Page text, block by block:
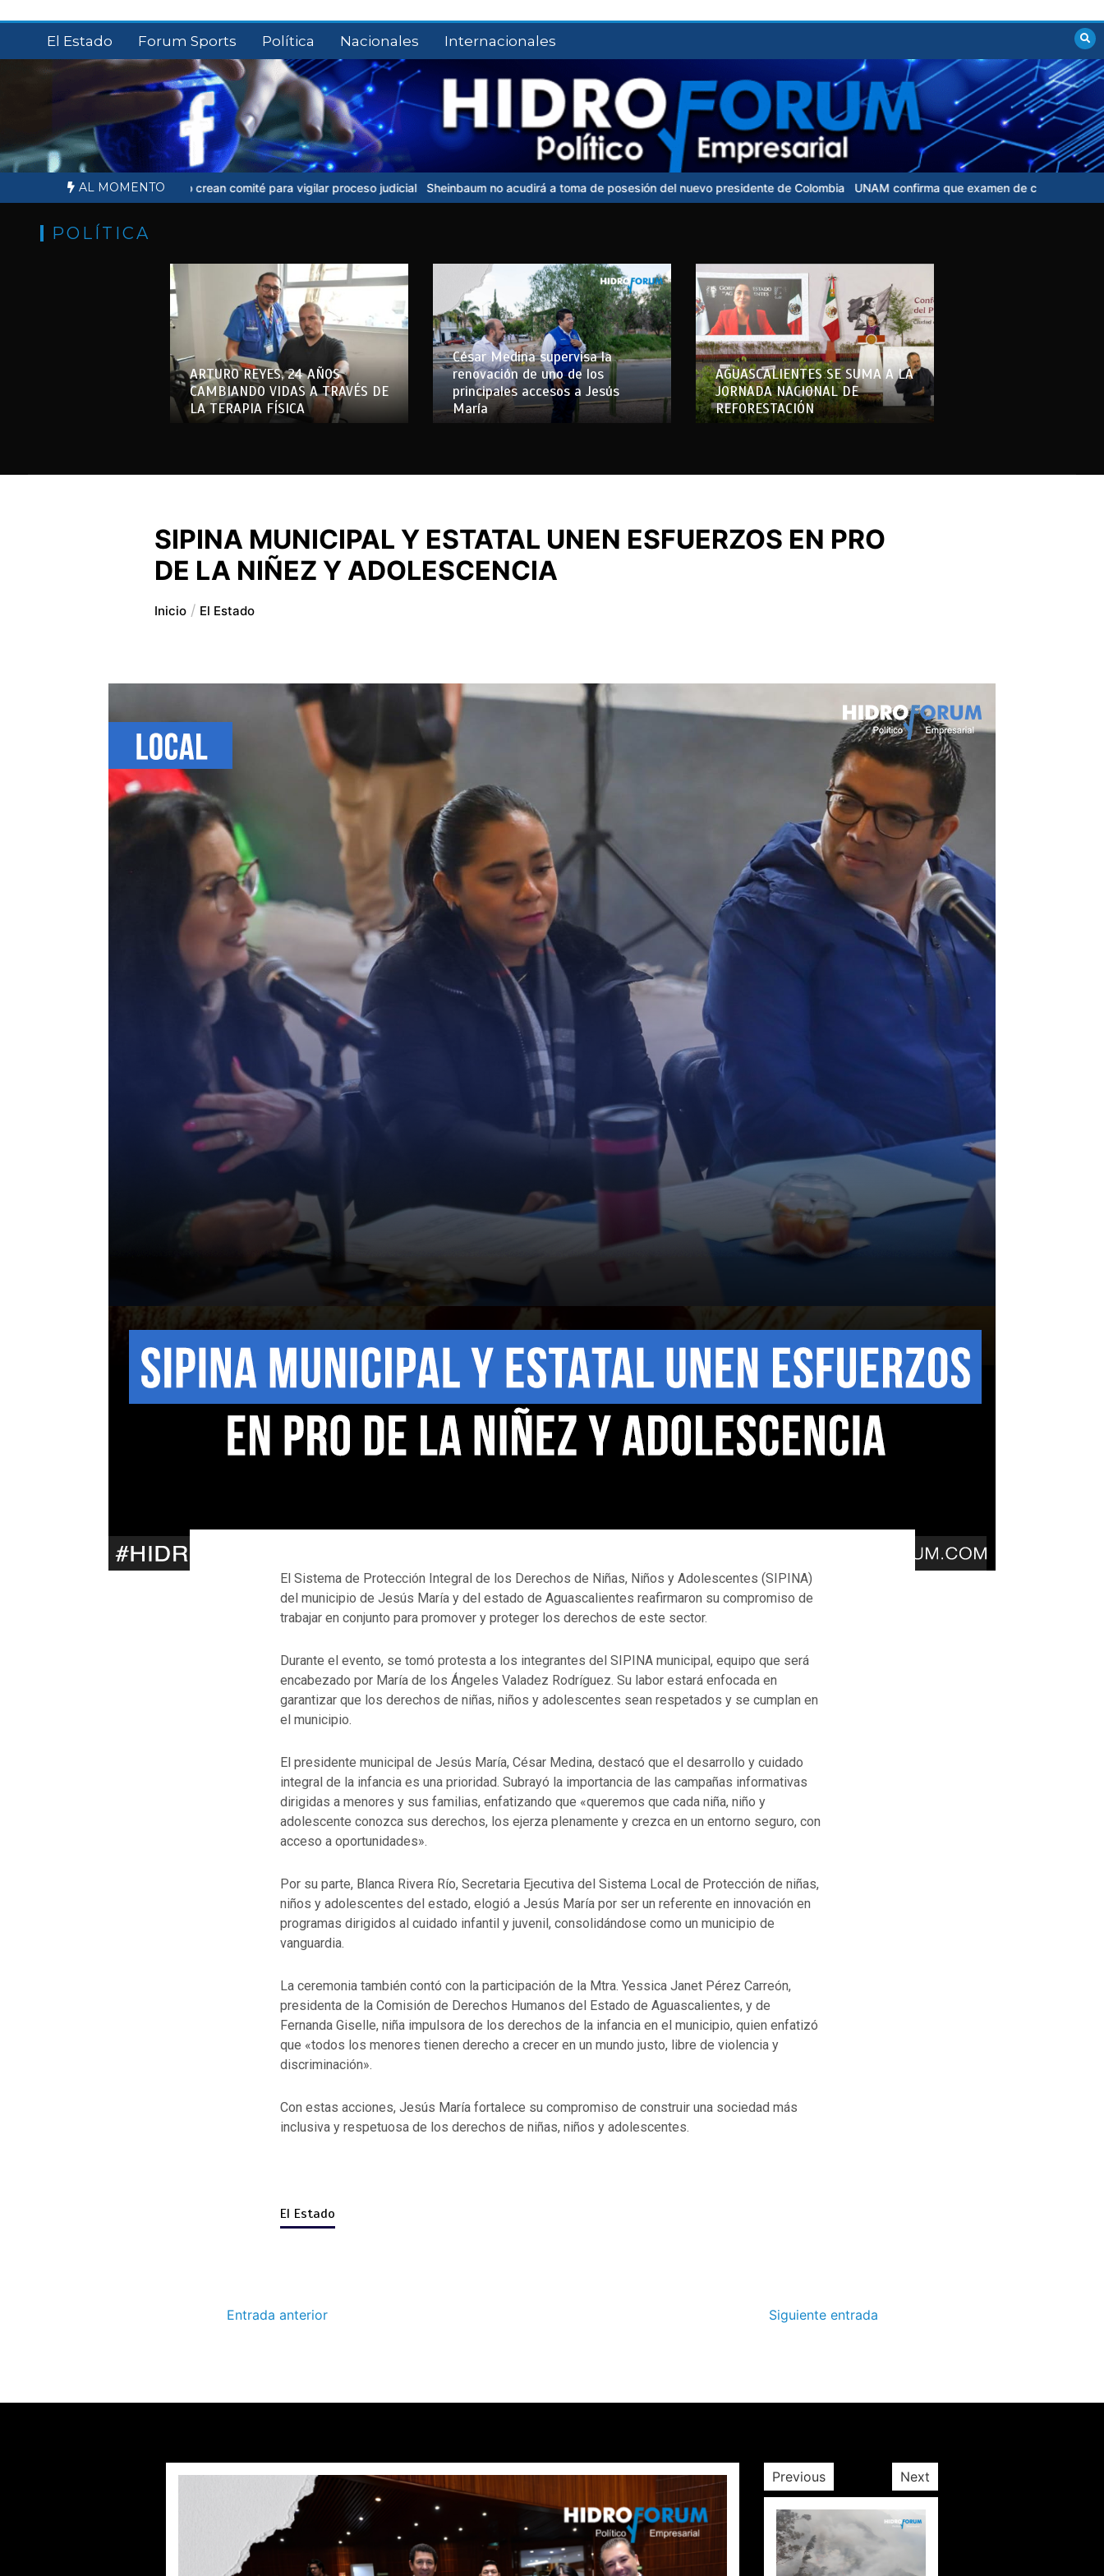
contenidoEl Estado Forum Sports Política Nacionales Internacionales
AL MOMENTO
Ruffo crean comité para vigilar proceso judicial Sheinbaum no acudirá a toma de posesión del nuevo presidente de Colombia UNAM confirma que examen de control para aspirantes no tendrá
POLÍTICA
ARTURO REYES, 24 AÑOS
CAMBIANDO VIDAS A TRAVÉS DE
LA TERAPIA FÍSICA
César Medina supervisa la
renovación de uno de los
principales accesos a Jesús
María
AGUASCALIENTES SE SUMA A LA
JORNADA NACIONAL DE
REFORESTACIÓN
SIPINA MUNICIPAL Y ESTATAL UNEN ESFUERZOS EN PRO
DE LA NIÑEZ Y ADOLESCENCIA
Inicio El Estado
El Sistema de Protección Integral de los Derechos de Niñas, Niños y Adolescentes (SIPINA)
del municipio de Jesús María y del estado de Aguascalientes reafirmaron su compromiso de
trabajar en conjunto para promover y proteger los derechos de este sector.
Durante el evento, se tomó protesta a los integrantes del SIPINA municipal, equipo que será
encabezado por María de los Ángeles Valadez Rodríguez. Su labor estará enfocada en
garantizar que los derechos de niñas, niños y adolescentes sean respetados y se cumplan en
el municipio.
El presidente municipal de Jesús María, César Medina, destacó que el desarrollo y cuidado
integral de la infancia es una prioridad. Subrayó la importancia de las campañas informativas
dirigidas a menores y sus familias, enfatizando que «queremos que cada niña, niño y
adolescente conozca sus derechos, los ejerza plenamente y crezca en un entorno seguro, con
acceso a oportunidades».
Por su parte, Blanca Rivera Río, Secretaria Ejecutiva del Sistema Local de Protección de niñas,
niños y adolescentes del estado, elogió a Jesús María por ser un referente en innovación en
programas dirigidos al cuidado infantil y juvenil, consolidándose como un municipio de
vanguardia.
La ceremonia también contó con la participación de la Mtra. Yessica Janet Pérez Carreón,
presidenta de la Comisión de Derechos Humanos del Estado de Aguascalientes, y de
Fernanda Giselle, niña impulsora de los derechos de la infancia en el municipio, quien enfatizó
que «todos los menores tienen derecho a crecer en un mundo justo, libre de violencia y
discriminación».
Con estas acciones, Jesús María fortalece su compromiso de construir una sociedad más
inclusiva y respetuosa de los derechos de niñas, niños y adolescentes.
El Estado
Entrada anterior Siguiente entrada
Previous Next